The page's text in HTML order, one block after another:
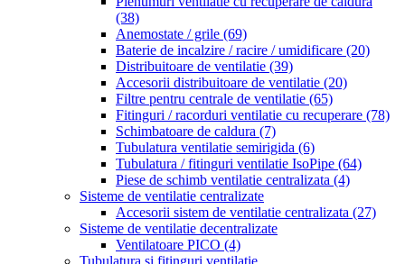
(38)
Anemostate / grile (69)
Baterie de incalzire / racire / umidificare (20)
Distribuitoare de ventilatie (39)
Accesorii distribuitoare de ventilatie (20)
Filtre pentru centrale de ventilatie (65)
Fitinguri / racorduri ventilatie cu recuperare (78)
Schimbatoare de caldura (7)
Tubulatura ventilatie semirigida (6)
Tubulatura / fitinguri ventilatie IsoPipe (64)
Piese de schimb ventilatie centralizata (4)
Sisteme de ventilatie centralizate
Accesorii sistem de ventilatie centralizata (27)
Sisteme de ventilatie decentralizate
Ventilatoare PICO (4)
Tubulatura si fitinguri ventilatie